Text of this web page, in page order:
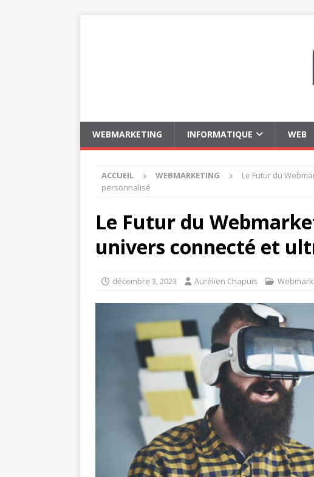
WEBMARKETING INFORMATIQUE WEB
ACCUEIL WEBMARKETING
Le Futur du
personnalisé
Le Futur du
univers connecté et
décembre 3, 2023 Aurélien Chapuis